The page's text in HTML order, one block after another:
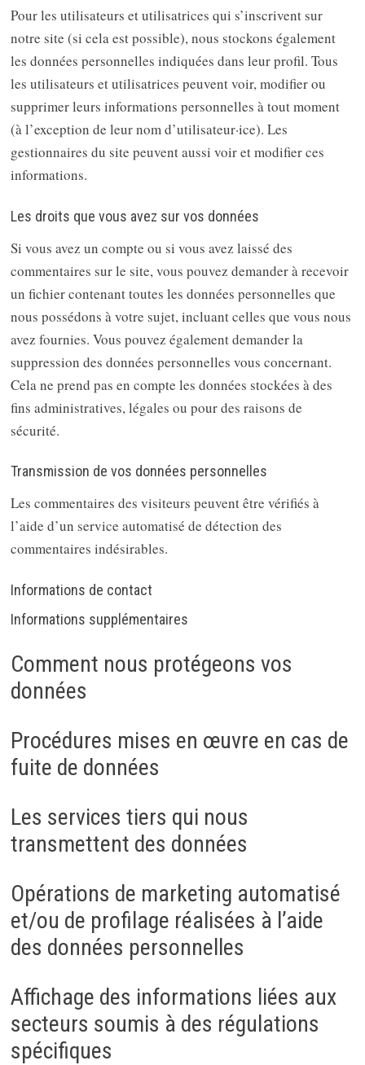
Pour les utilisateurs et utilisatrices qui s’inscrivent sur
notre site (si cela est possible), nous stockons également
les données personnelles indiquées dans leur profil. Tous
les utilisateurs et utilisatrices peuvent voir, modifier ou
supprimer leurs informations personnelles à tout moment
(à l’exception de leur nom d’utilisateur·ice). Les
gestionnaires du site peuvent aussi voir et modifier ces
informations.
Les droits que vous avez sur vos données
Si vous avez un compte ou si vous avez laissé des
commentaires sur le site, vous pouvez demander à recevoir
un fichier contenant toutes les données personnelles que
nous possédons à votre sujet, incluant celles que vous nous
avez fournies. Vous pouvez également demander la
suppression des données personnelles vous concernant.
Cela ne prend pas en compte les données stockées à des
fins administratives, légales ou pour des raisons de
sécurité.
Transmission de vos données personnelles
Les commentaires des visiteurs peuvent être vérifiés à
l’aide d’un service automatisé de détection des
commentaires indésirables.
Informations de contact
Informations supplémentaires
Comment nous protégeons vos
données
Procédures mises en œuvre en cas de
fuite de données
Les services tiers qui nous
transmettent des données
Opérations de marketing automatisé
et/ou de profilage réalisées à l’aide
des données personnelles
Affichage des informations liées aux
secteurs soumis à des régulations
spécifiques